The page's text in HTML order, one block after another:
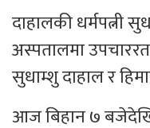
दाहालकी धर्मपत्नी
अस्पतालमा
सुधाम्शु दाहाल र
आज बिहान ७